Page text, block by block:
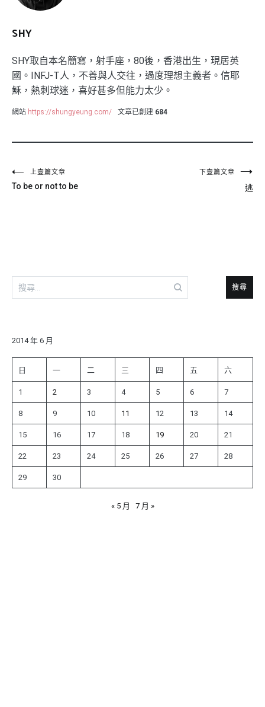
SHY
SHY取自本名簡寫，射手座，80後，香港出生，現居英
國。INFJ-T人，不善與人交往，過度理想主義者。信耶
穌，熱刺球迷，喜好甚多但能力太少。
網站 https://shungyeung.com/ 文章已創建 684
文
章
上壹篇文章
To be or not to be
下壹篇文章
逃
搜
尋
字:
2014 年 6 月
日 一 二 三 四 五 六
1 2 3 4 5 6 7
8 9 10 11 12 13 14
15 16 17 18 19 20 21
22 23 24 25 26 27 28
29 30
« 5 月 7 月 »